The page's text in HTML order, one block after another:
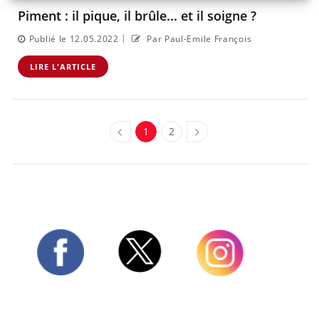
Piment : il pique, il brûle... et il soigne ?
Publié le 12.05.2022 | Par Paul-Emile François
LIRE L'ARTICLE
1 2